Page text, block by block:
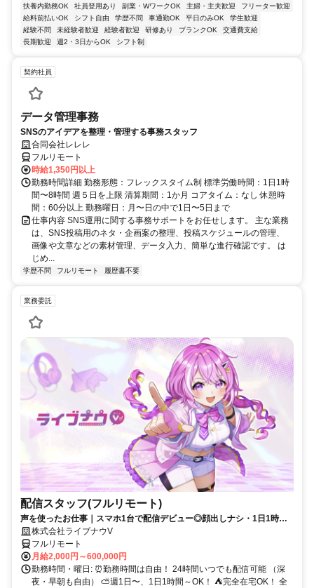
扶養内勤務OK 社員登用あり 副業・WワークOK 主婦・主夫歓迎
フリーター歓迎
給料前払いOK
シフト自由 学歴不問 車通勤OK 平日のみOK
学生歓迎
経験不問
未経験者歓迎 経験者歓迎 研修あり ブランクOK
交通費支給
長期歓迎
週2・3日からOK シフト制
契約社員
データ管理事務
SNSのアイデアを整理・管理する事務スタッフ
合同会社レレレ
フルリモート
時給1,350円以上
勤務時間詳細 勤務形態：フレックスタイム制 標準労働時間：1日1時
間〜8時間 週５日を上限 清算期間：1か月 コアタイム：なし 休憩時
間：60分以上 勤務曜日：月〜日の中で1日〜5日まで
仕事内容 SNS運用に関する事務サポートをお任せします。 主な業務
は、SNS投稿用のネタ・企画案の整理、投稿スケジュールの管理、
画像や文章などの素材管理、データ入力、簡単な進行確認です。 は
じめ...
学歴不問 フルリモート 履歴書不要
業務委託
配信スタッフ(フルリモート)
声を使ったお仕事｜スマホ1台で配信デビュー◎顔出しナシ・1日1時間
～OK♪
株式会社ライブナウV
フルリモート
月給2,000円～600,000円
勤務時間・曜日: ⏰勤務時間は自由！ 24時間いつでも配信可能 （深
夜・早朝も自由） ⛅週1日〜、1日1時間～OK！ ⛺完全在宅OK！ 全